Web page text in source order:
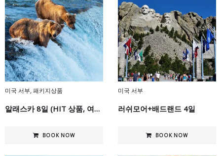
미국 서부,패키지상품
알래스카 8일 (HIT 상품, 여름시즌 한정)
BOOK NOW
미국 서부
러쉬모어+배드랜드 4일
BOOK NOW